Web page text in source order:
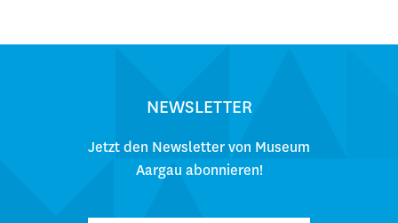
NEWSLETTER
Jetzt den Newsletter von Museum
Aargau abonnieren!